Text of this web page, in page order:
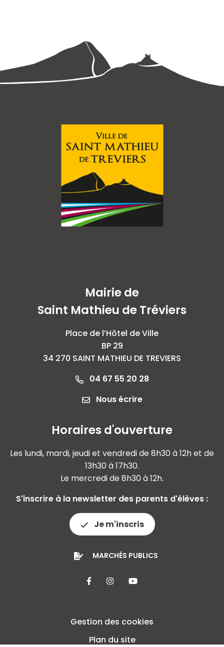
Mairie de
Saint Mathieu de Tréviers
Place de l’Hôtel de Ville
BP 29
34 270 SAINT MATHIEU DE TREVIERS
04 67 55 20 28
Nous écrire
Horaires d'ouverture
Les lundi, mardi, jeudi et vendredi de 8h30 à 12h et de
13h30 à 17h30.
Le mercredi de 8h30 à 12h.
S'inscrire à la newsletter des parents d'élèves :
Je m'inscris
MARCHÉS PUBLICS
Lien vers le compte Facebook
Lien vers le compte
Lien vers la chaîne
Gestion des cookies
Plan du site